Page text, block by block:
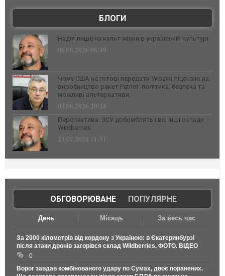
БЛОГИ
Надія лише на культ жінки в українській культурі
06.08.2026 08:49
Чому США не готові передати Україні ліцензію на
виробництво ракет Patriot: політика, безпека та
можливі альтернативи
03.08.2026 20:24
Перспектива: ЗСУ добомблять і всі інші склади
Wildberries
23.07.2026 11:31
ОБГОВОРЮВАНЕ| ПОПУЛЯРНЕ
День Місяць За весь час
За 2000 кілометрів від кордону з Україною: в Єкатеринбурзі
після атаки дронів загорівся склад Wildberries. ФОТО. ВІДЕО
0
Ворог завдав комбінованого удару по Сумах, двоє поранених.